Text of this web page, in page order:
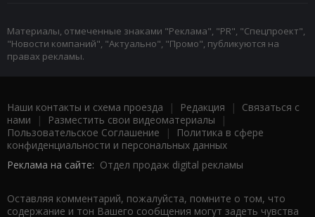
Материалы, отмеченные знаками "Реклама", "PR", "Спецпроект",
"Новости компаний", "Актуально", "Промо", публикуются на
правах рекламы.
Наши контакты и схема проезда | Редакция | Связаться с
нами | Разместить свои видеоматериалы |
Пользовательское Соглашение |
Политика в сфере
конфиденциальности и персональных данных
Реклама на сайте: Отдел продаж digital рекламы
Оставляя комментарий, пожалуйста, помните о том, что
содержание и тон Вашего сообщения могут задеть чувства